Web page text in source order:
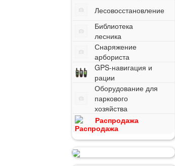
Лесовосстановление
Библиотека
лесника
Снаряжение
арбориста
GPS-навигация и
рации
Оборудование для
паркового
хозяйства
Распродажа